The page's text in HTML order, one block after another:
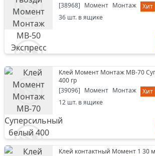
[38968] Момент Монтаж
Хит
36 шт. в ящике
Клей Момент Монтаж МВ-70
400 гр
[39096] Момент Монтаж
Хит
12 шт. в ящике
Клей контактный Момент 1 30